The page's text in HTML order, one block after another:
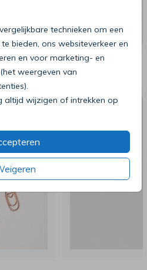
technieken om een
bieden, ons websiteverkeer en
en voor marketing- en
weergeven van
altijd wijzigen of intrekken op
wellicht ook iets